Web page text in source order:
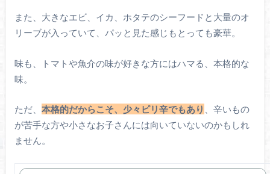
また、大きなエビ、イカ、ホタテのシーフードと大量のオ
リーブが入っていて、パッと見た感じもとっても豪華。
味も、トマトや魚介の味が好きな方にはハマる、本格的な
味。
ただ、 本格的だからこそ、少々ピリ辛でもあり
、辛いもの
が苦手な方や小さなお子さんには向いていないのかもしれ
ません。